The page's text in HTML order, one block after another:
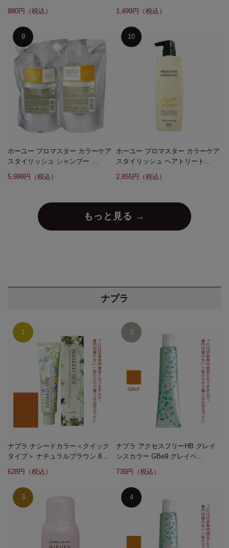
880円（税込）
1,499円（税込）
ホーユー プロマスター カラーケア
スタイリッシュ シャンプー ...
5,999円（税込）
ホーユー プロマスター カラーケア
スタイリッシュ ヘアトリート...
2,855円（税込）
もっと見る →
ナプラ
ナプラ ナシードカラー＜クイック
タイプ＞ ナチュラルブラウン 8...
628円（税込）
ナプラ アクセスフリーHB グレイ
シスカラー GBe9 グレイベ...
739円（税込）